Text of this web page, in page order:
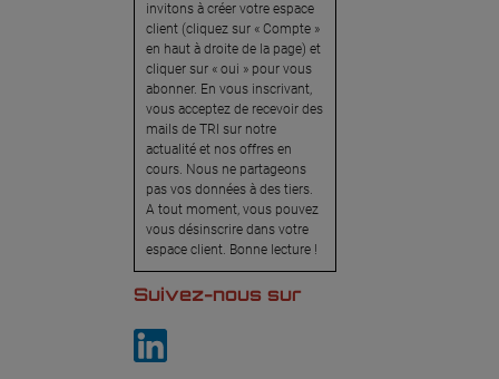
invitons à créer votre espace
client (cliquez sur « Compte »
en haut à droite de la page) et
cliquer sur « oui » pour vous
abonner. En vous inscrivant,
vous acceptez de recevoir des
mails de TRI sur notre
actualité et nos offres en
cours. Nous ne partageons
pas vos données à des tiers.
A tout moment, vous pouvez
vous désinscrire dans votre
espace client. Bonne lecture !
Suivez-nous sur